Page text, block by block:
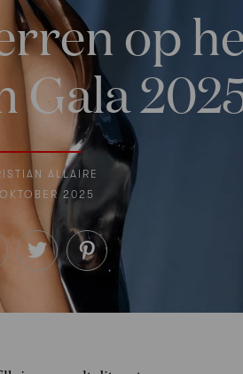
op
Gala
ALLAIRE
2025